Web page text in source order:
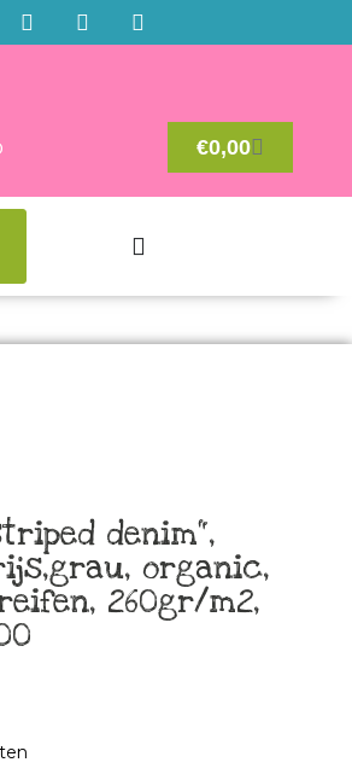
€0,00
denim“,
organic,
260gr/m2,